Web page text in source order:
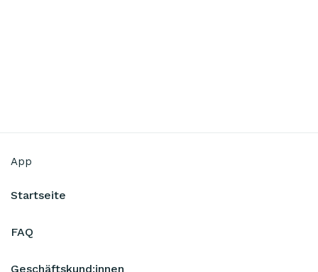
App
Startseite
FAQ
Geschäftskund:innen